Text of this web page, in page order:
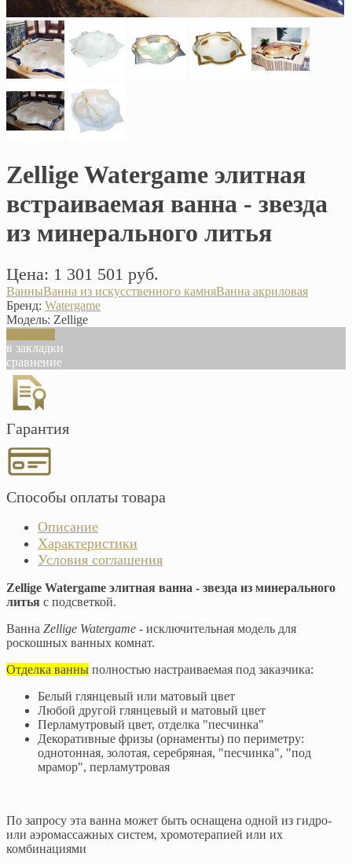
Zellige Watergame элитная
встраиваемая ванна - звезда
из минерального литья
Цена: 1 301 501 руб.
ВанныВанна из искусственного камняВанна акриловая
Бренд: Watergame
Модель: Zellige
в закладки
сравнение
Гарантия
Способы оплаты товара
Описание
Характеристики
Условия соглашения
Zellige Watergame элитная ванна - звезда из минерального
литья с подсветкой.
Ванна Zellige Watergame - исключительная модель для
роскошных ванных комнат.
Отделка ванны полностью настраиваемая под заказчика:
Белый глянцевый или матовый цвет
Любой другой глянцевый и матовый цвет
Перламутровый цвет, отделка "песчинка"
Декоративные фризы (орнаменты) по периметру:
однотонная, золотая, серебряная, "песчинка", "под
мрамор", перламутровая
По запросу эта ванна может быть оснащена одной из гидро-
или аэромассажных систем, хромотерапией или их
комбинациями